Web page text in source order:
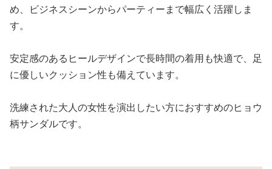
め、ビジネスシーンからパーティーまで幅広く活躍しま
す。
安定感のあるヒールデザインで長時間の着用も快適で、足
に優しいクッション性も備えています。
洗練された大人の女性を演出したい方におすすめのヒョウ
柄サンダルです。